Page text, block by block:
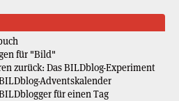
für "Bild"
zurück: Das BILDblog-Experiment
Adventskalender
für einen Tag